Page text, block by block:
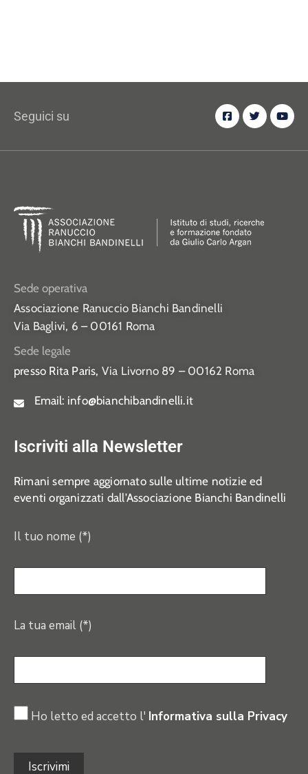
Seguici su
Sede operativa
Associazione Ranuccio Bianchi Bandinelli
Via Baglivi, 6 – 00161 Roma
Sede legale
presso Rita Paris, Via Livorno 89 – 00162 Roma
Email: info@bianchibandinelli.it
Iscriviti alla Newsletter
Rimani sempre aggiornato sulle ultime notizie ed
eventi organizzati dall’Associazione Bianchi Bandinelli
Il tuo nome (*)
La tua email (*)
Ho letto ed accetto l' Informativa sulla Privacy